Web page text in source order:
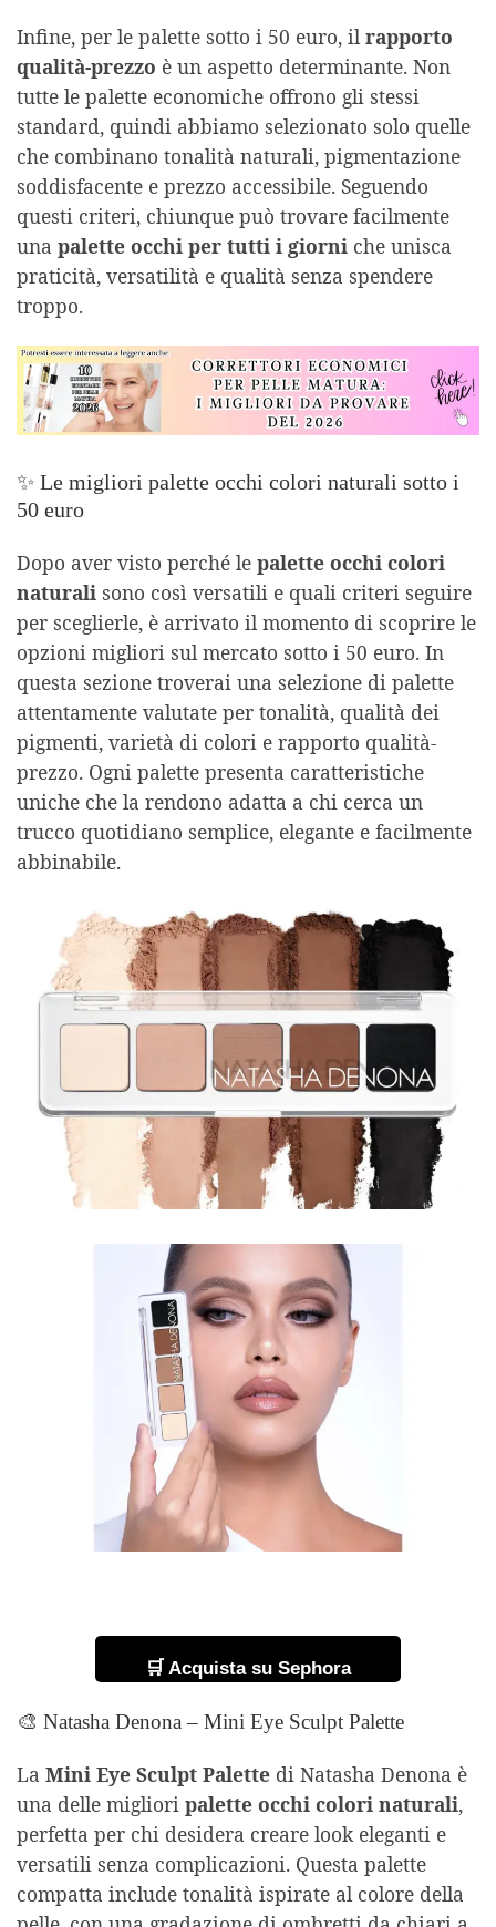
Infine, per le palette sotto i 50 euro, ilrapporto
qualità-prezzo è un aspetto determinante. Non
tutte le palette economiche offrono gli stessi
standard, quindi abbiamo selezionato solo quelle
che combinano tonalità naturali, pigmentazione
soddisfacente e prezzo accessibile. Seguendo
questi criteri, chiunque può trovare facilmente
una palette occhi per tutti i giorni che unisca
praticità, versatilità e qualità senza spendere
troppo.
✨ Le migliori palette occhi colori naturali sotto i
50 euro
Dopo aver visto perché le palette occhi colori
naturali sono così versatili e quali criteri seguire
per sceglierle, è arrivato il momento di scoprire le
opzioni migliori sul mercato sotto i 50 euro. In
questa sezione troverai una selezione di palette
attentamente valutate per tonalità, qualità dei
pigmenti, varietà di colori e rapporto qualità-
prezzo. Ogni palette presenta caratteristiche
uniche che la rendono adatta a chi cerca un
trucco quotidiano semplice, elegante e facilmente
abbinabile.
🛒 Acquista su Sephora
🎨 Natasha Denona – Mini Eye Sculpt Palette
La Mini Eye Sculpt Palette di Natasha Denona è
una delle migliori palette occhi colori naturali,
perfetta per chi desidera creare look eleganti e
versatili senza complicazioni. Questa palette
compatta include tonalità ispirate al colore della